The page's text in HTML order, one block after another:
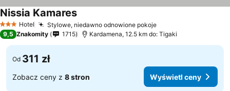
3 Kategoria
Hotel Stylowe, niedawno odnowione pokoje
Nissia Kamares
9,5 Znakomity 1715 Kardamena, 12.5 km do: Tigaki
Od 311 zł
Zobacz ceny z 8 stron Wyświetl ceny